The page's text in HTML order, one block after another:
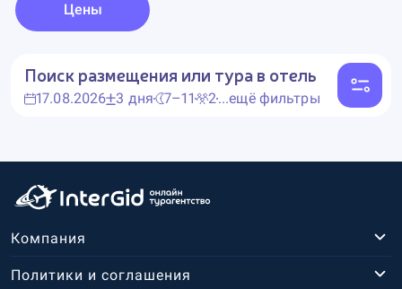
Цены
Поиск размещения или тура в отель
17.08.2026 3 дня 7–11 2...ещё фильтры
Компания
Политики и соглашения